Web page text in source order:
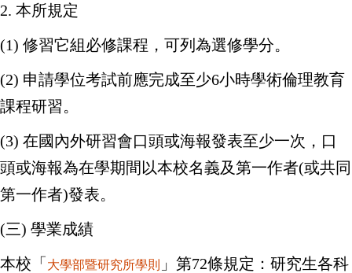
2. 本所規定
(1) 修習它組必修課程，可列為選修學分。
(2) 申請學位考試前應完成至少6小時學術倫理教育
課程研習。
(3) 在國內外研習會口頭或海報發表至少一次，口
頭或海報為在學期間以本校名義及第一作者(或共同
第一作者)發表。
(三) 學業成績
本校「大學部暨研究所學則
」第72條規定：研究生各科